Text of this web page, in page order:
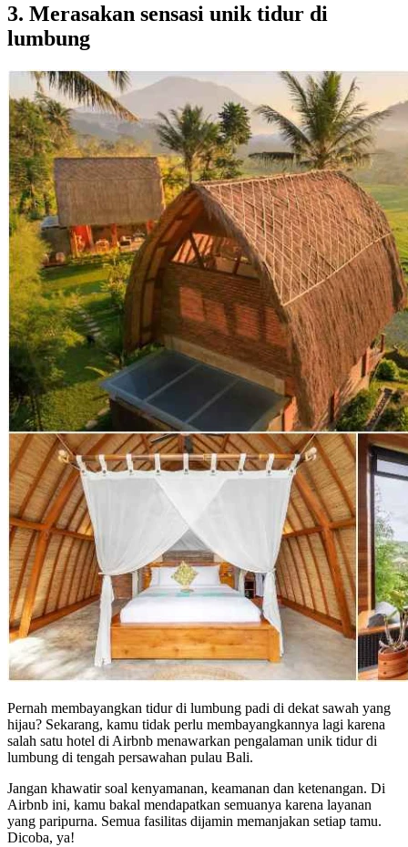
3. Merasakan sensasi unik tidur di
lumbung
Pernah membayangkan tidur di lumbung padi di dekat sawah yang
hijau? Sekarang, kamu tidak perlu membayangkannya lagi karena
salah satu hotel di Airbnb menawarkan pengalaman unik tidur di
lumbung di tengah persawahan pulau Bali.
Jangan khawatir soal kenyamanan, keamanan dan ketenangan. Di
Airbnb ini, kamu bakal mendapatkan semuanya karena layanan
yang paripurna. Semua fasilitas dijamin memanjakan setiap tamu.
Dicoba, ya!